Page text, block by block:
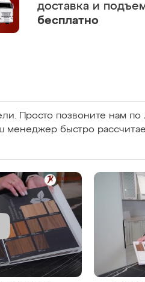
доставка и
бесплатно
Просто позвоните нам
менеджер быстро